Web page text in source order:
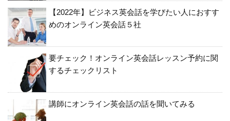
【2022年】ビジネス英会話を学びたい人におすす
めのオンライン英会話５社
要チェック！オンライン英会話レッスン予約に関
するチェックリスト
講師にオンライン英会話の話を聞いてみる